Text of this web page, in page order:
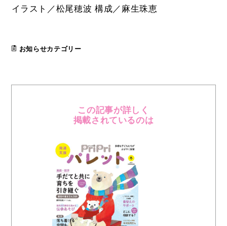
イラスト／松尾穂波 構成／麻生珠恵
お知らせカテゴリー
この記事が詳しく
掲載されているのは